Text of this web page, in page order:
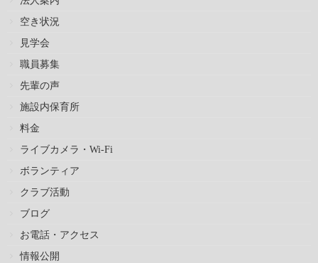
空き状況
見学会
職員募集
先輩の声
施設内保育所
料金
ライブカメラ・Wi-Fi
ボランティア
クラブ活動
ブログ
お電話・アクセス
情報公開